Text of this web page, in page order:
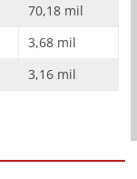
70,18 mil
3,68 mil
3,16 mil